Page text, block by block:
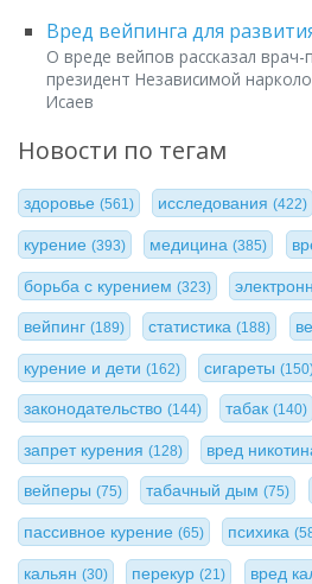
Вред вейпинга для
О вреде вейпов рассказал врач-
президент Независимой
Исаев
Новости по тегам
здоровье (561) исследования(422)
курение (393) медицина(385)
борьба с курением (323)
вейпинг (189) статистика(188)
курение и дети (162) сигареты
законодательство (144) табак(140)
запрет курения (128) вред
вейперы (75) табачный дым(75)
пассивное курение (65) психика
кальян (30) перекур(21) вред